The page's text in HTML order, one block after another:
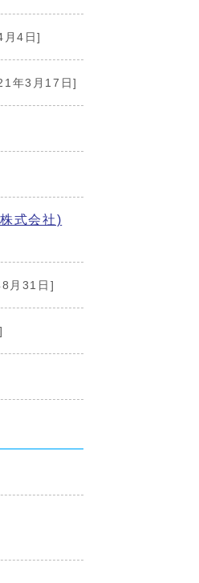
4日]
年3月17日]
式会社)
月31日]